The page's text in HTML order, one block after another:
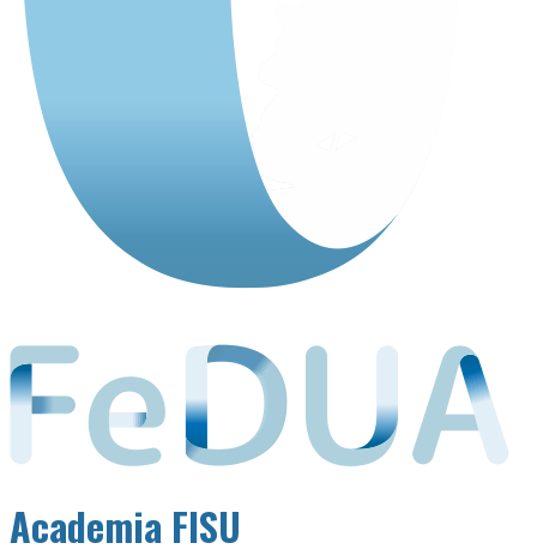
Academia FISU